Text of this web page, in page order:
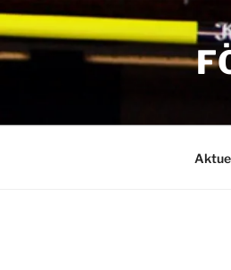
Zum
Inhalt
springen